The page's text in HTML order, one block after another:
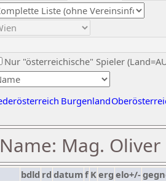
Nur "österreichische" Spieler
Burgenland
Mag.
bdld rd datumf Kerg elo+/-